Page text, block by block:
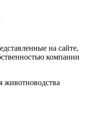
на сайте,
компании
животноводства